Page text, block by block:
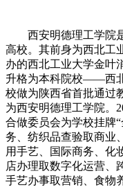
西安明德理工学院是
高校。其前身为西北工
办的西北工业大学金叶
升格为本科院校——西
校做为陕西省首批通过
为西安明德理工学院。
合做委员会为学校挂牌
务、纺织品查验取商业
用手艺、国际商务、化
店办理取数字化运营、
手艺办事取营销、食物